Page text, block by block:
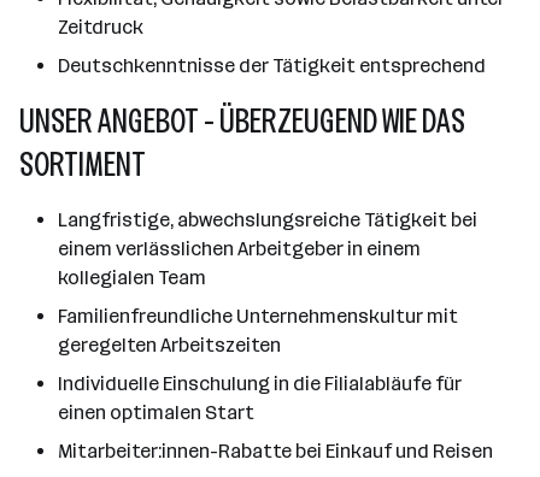
Zeitdruck
Deutschkenntnisse der Tätigkeit entsprechend
UNSER ANGEBOT - ÜBERZEUGEND WIE DAS
SORTIMENT
Langfristige, abwechslungsreiche Tätigkeit bei
einem verlässlichen Arbeitgeber in einem
kollegialen Team
Familienfreundliche Unternehmenskultur mit
geregelten Arbeitszeiten
Individuelle Einschulung in die Filialabläufe für
einen optimalen Start
Mitarbeiter:innen-Rabatte bei Einkauf und Reisen